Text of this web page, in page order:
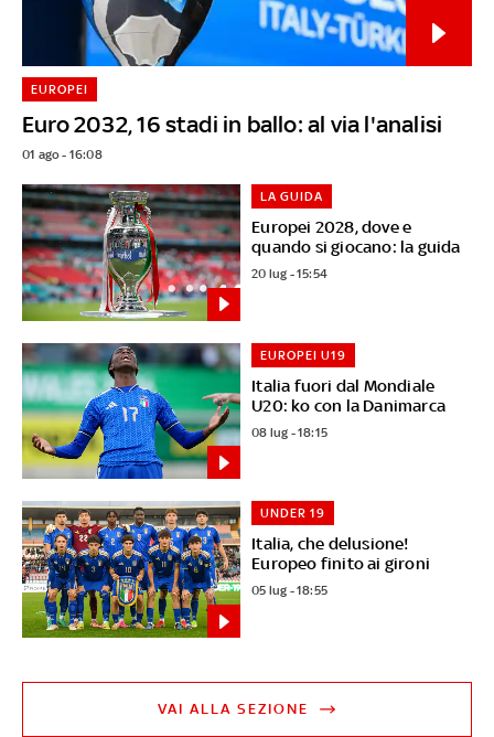
Euro 2032, 16 stadi in ballo: al via l'analisi
EUROPEI
01 ago - 16:08
Europei 2028, dove e
quando si giocano: la guida
LA GUIDA
20 lug - 15:54
Italia fuori dal Mondiale
U20: ko con la Danimarca
EUROPEI U19
08 lug - 18:15
Italia, che delusione!
Europeo finito ai gironi
UNDER 19
05 lug - 18:55
VAI ALLA SEZIONE